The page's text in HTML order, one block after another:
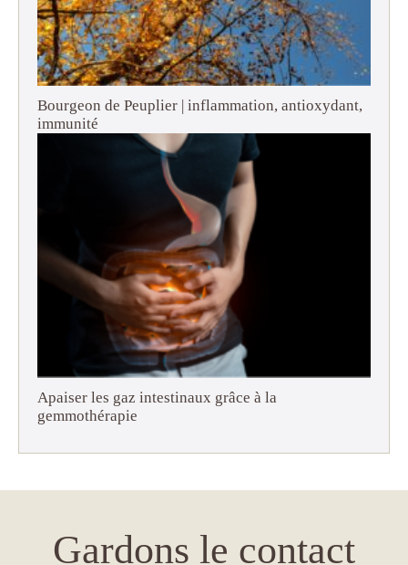
Bourgeon de Peuplier | inflammation, antioxydant,
immunité
Apaiser les gaz intestinaux grâce à la
gemmothérapie
Gardons le contact